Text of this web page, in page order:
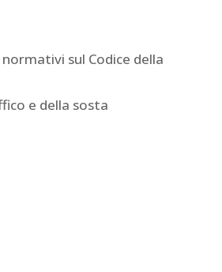
sul Codice della
e della sosta